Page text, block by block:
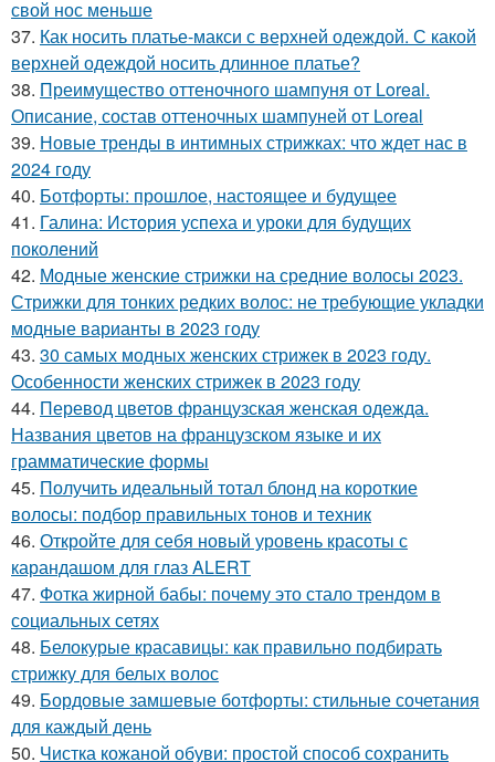
свой нос меньше
37. Как носить платье-макси с верхней одеждой. С какой
верхней одеждой носить длинное платье?
38. Преимущество оттеночного шампуня от Loreal.
Описание, состав оттеночных шампуней от Loreal
39. Новые тренды в интимных стрижках: что ждет нас в
2024 году
40. Ботфорты: прошлое, настоящее и будущее
41. Галина: История успеха и уроки для будущих
поколений
42. Модные женские стрижки на средние волосы 2023.
Стрижки для тонких редких волос: не требующие укладки
модные варианты в 2023 году
43. 30 самых модных женских стрижек в 2023 году.
Особенности женских стрижек в 2023 году
44. Перевод цветов французская женская одежда.
Названия цветов на французском языке и их
грамматические формы
45. Получить идеальный тотал блонд на короткие
волосы: подбор правильных тонов и техник
46. Откройте для себя новый уровень красоты с
карандашом для глаз ALERT
47. Фотка жирной бабы: почему это стало трендом в
социальных сетях
48. Белокурые красавицы: как правильно подбирать
стрижку для белых волос
49. Бордовые замшевые ботфорты: стильные сочетания
для каждый день
50. Чистка кожаной обуви: простой способ сохранить